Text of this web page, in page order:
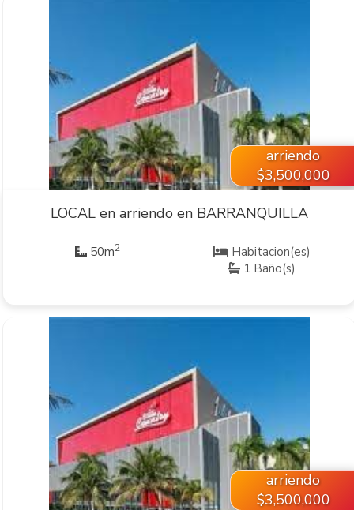
VER INMUEBLE
arriendo
$3,500,000
LOCAL en arriendo en BARRANQUILLA
50m2
Habitacion(es)
1 Baño(s)
VER INMUEBLE
arriendo
$3,500,000